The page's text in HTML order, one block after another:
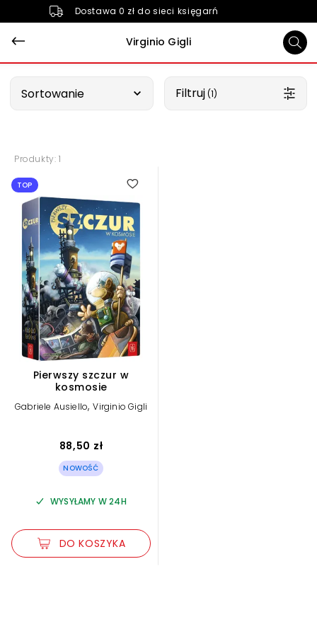
Dostawa 0 zł do sieci księgarń
Virginio Gigli
Sortowanie Filtruj (1)
Produkty: 1
TOP
Pierwszy szczur w
kosmosie
Gabriele Ausiello,Virginio Gigli
88,50 zł
NOWOŚĆ
WYSYŁAMY W 24H
DO KOSZYKA